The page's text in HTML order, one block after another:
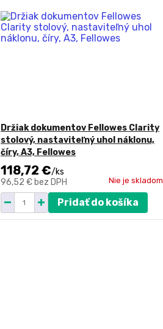
Držiak dokumentov Fellowes Clarity
stolový, nastaviteľný uhol náklonu,
číry, A3, Fellowes
118,72 €/ks
96,52 € bez DPH Nie je skladom
Pridať do košíka